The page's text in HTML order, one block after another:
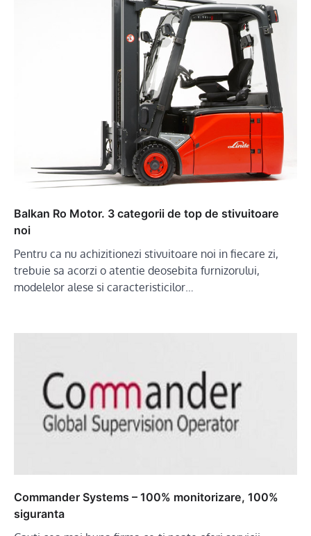
Balkan Ro Motor. 3 categorii de top de stivuitoare
noi
Pentru ca nu achizitionezi stivuitoare noi in fiecare zi,
trebuie sa acorzi o atentie deosebita furnizorului,
modelelor alese si caracteristicilor…
Commander Systems – 100% monitorizare, 100%
siguranta